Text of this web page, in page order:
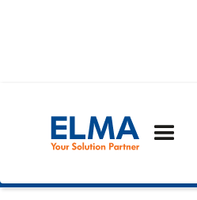
艾爾瑪電子
擴展業務